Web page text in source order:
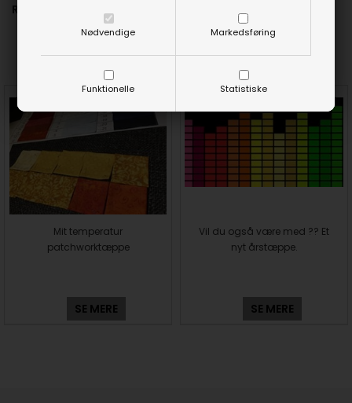
Nødvendige Markedsføring
Funktionelle Statistiske
Relaterede artikler:
Mit temperatur
patchworktæppe
SE MERE
Vil du også være med ?? Et
nyt årstæppe.
SE MERE